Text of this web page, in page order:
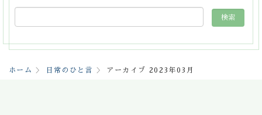
ホーム 日常のひと言 アーカイブ 2023年03月